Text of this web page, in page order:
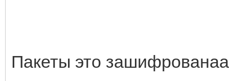
Пакеты это